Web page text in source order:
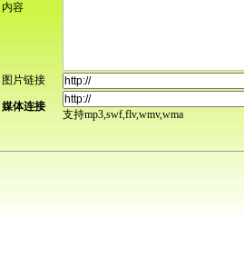
内容
图片链接
媒体连接
支持mp3,swf,flv,wmv,wma